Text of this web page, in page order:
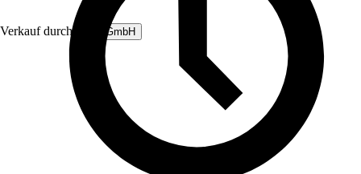
Verkauf durch: B&L GmbH